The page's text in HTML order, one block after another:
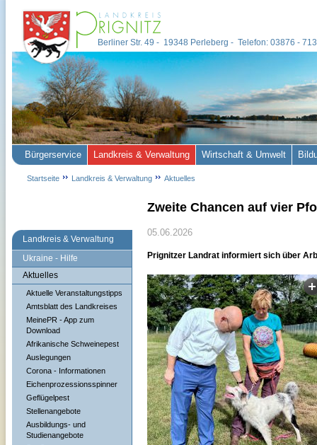
Landkreis & Verwaltung
Ukraine - Hilfe
Aktuelles
Aktuelle Veranstaltungstipps
Amtsblatt des Landkreises
MeinePR - App zum
Download
Afrikanische Schweinepest
Auslegungen
Corona - Informationen
Eichenprozessionsspinner
Geflügelpest
Stellenangebote
Ausbildungs- und
Studienangebote
Zweite Chancen auf vier
05.06.2026
Prignitzer Landrat informiert sich über
Berliner Str. 49 - 19348 Perleberg - Telefon: 03876 -
Bürgerservice Landkreis & Verwaltung Wirtschaft & Umwelt
Startseite Landkreis & Verwaltung Aktuelles